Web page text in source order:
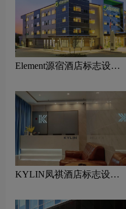
Element源宿酒店标志设计
KYLIN凤祺酒店标志设计